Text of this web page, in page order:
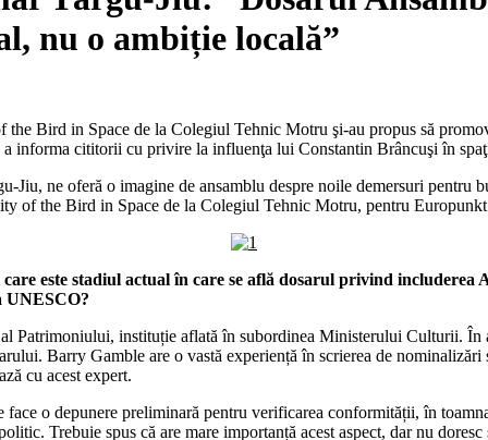
nu o ambiție locală”
Bird in Space de la Colegiul Tehnic Motru şi-au propus să
informa cititorii cu privire la influenţa lui Constantin Brâncuşi în
ne oferă o imagine de ansamblu despre noile demersuri pentru
of the Bird in Space de la Colegiul Tehnic Motru, pentru
este stadiul actual în care se află dosarul privind
UNESCO?
instituție aflată în subordinea Ministerului Culturii. În
Barry Gamble are o vastă experiență în scrierea de
cu acest expert.
o depunere preliminară pentru verificarea conformității, în
Trebuie spus că are mare importanță acest aspect, dar nu